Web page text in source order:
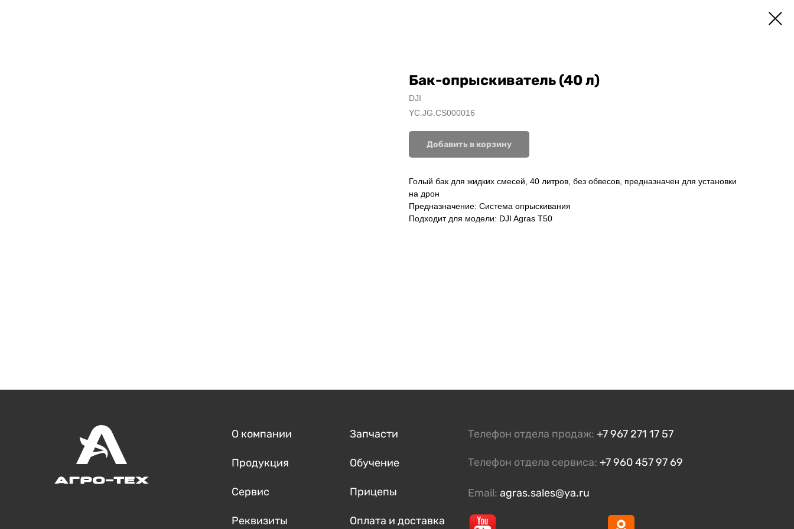
Бак-опрыскиватель (40 л)
DJI
YC.JG.CS000016
Добавить в корзину
Голый бак для жидких смесей, 40 литров, без обвесов, предназначен для установки
на дрон
Предназначение: Система опрыскивания
Подходит для модели: DJI Agras T50
О компании
Продукция
Сервис
Реквизиты
Запчасти
Обучение
Прицепы
Оплата и доставка
Телефон отдела сервиса: +7 960 457 97 69
Телефон отдела продаж: +7 967 271 17 57
Email: agras.sales@ya.ru